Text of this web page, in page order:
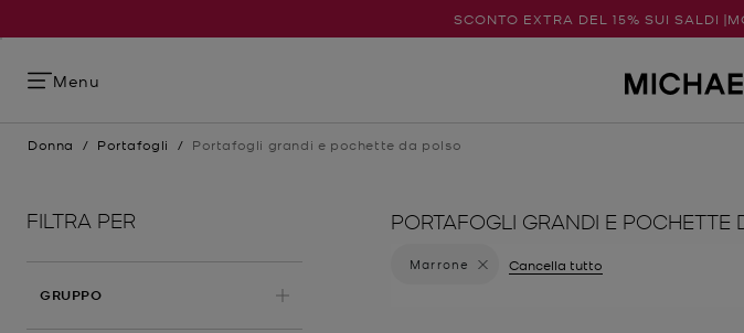
SCONTO EXTRA DEL 15% SUI SALDI
Menu
Donna / Portafogli / Portafogli grandi e pochette da polso
FILTRA PER
GRUPPO
PORTAFOGLI GRANDI E POCHETTE
Elimina filtri Attualmente filtrato per
Marrone Cancella tutto